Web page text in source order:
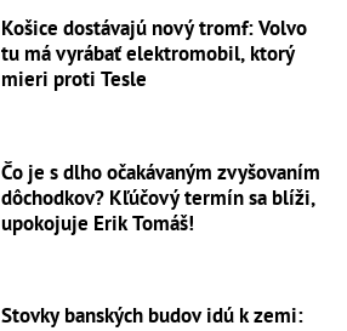
Košice dostávajú nový tromf: Volvo
tu má vyrábať elektromobil, ktorý
mieri proti Tesle
Čo je s dlho očakávaným zvyšovaním
dôchodkov? Kľúčový termín sa blíži,
upokojuje Erik Tomáš!
Stovky banských budov idú k zemi: